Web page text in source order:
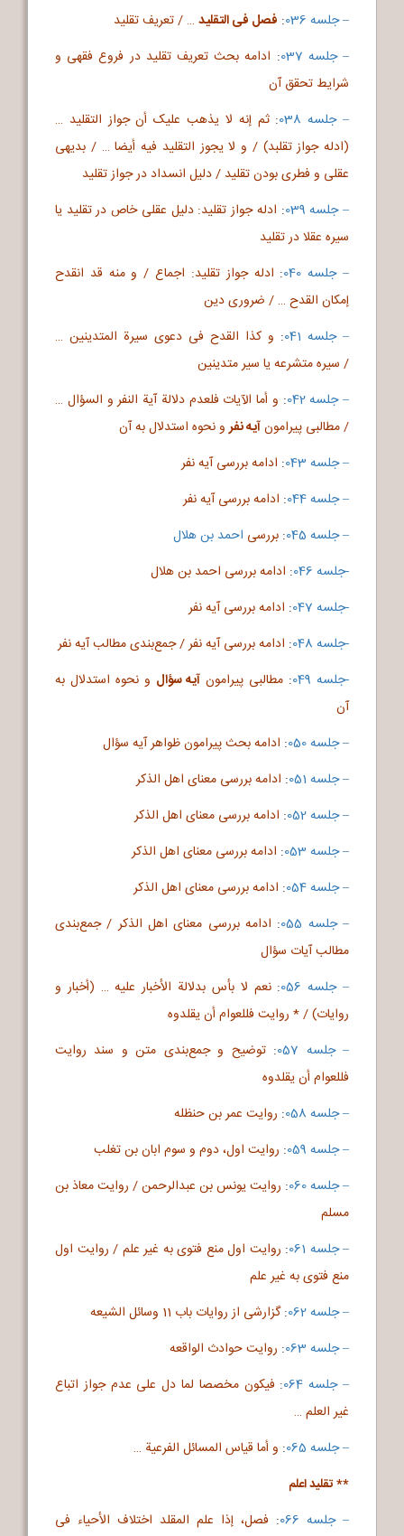
– جلسه 036 : فصل فی التقلید‌ … / تعریف تقلید
– جلسه 037
: ادامه بحث تعریف تقلید در فروع فقهی و
شرایط تحقق آن
– جلسه 038
:ثم إنه لا یذهب علیک أن جواز التقلید …
(ادله جواز تقلبد) / و لا یجوز التقلید فیه أیضا … / بدیهی
عقلی و فطری بودن تقلید / دلیل انسداد در جواز تقلید
– جلسه 039
: ادله جواز تقلید: دلیل عقلی خاص در تقلید یا
سیره عقلا در تقلید
– جلسه 040
: ادله جواز تقلید: اجماع / و منه قد انقدح
إمکان القدح … / ضروری دین
– جلسه 041
: و کذا القدح فی دعوی سیرة المتدینین …
/ سیره متشرعه یا سیر متدینین
– جلسه 042
: و أما الآیات فلعدم دلالة آیة النفر و السؤال …
/ مطالبی پیرامونآیه نفرو نحوه استدلال به آن
– جلسه 043
: ادامه بررسی آیه نفر
– جلسه 044
: ادامه بررسی آیه نفر
– جلسه 045
: بررسی احمد بن هلال
-جلسه 046
: ادامه بررسی احمد بن هلال
-جلسه 047
: ادامه بررسی آیه نفر
-جلسه 048
: ادامه بررسی آیه نفر / جمع‌بندی مطالب آیه نفر
-جلسه 049
: مطالبی پیرامون آیه سؤال و نحوه استدلال به
آن
– جلسه 050
: ادامه بحث پیرامون ظواهر آیه سؤال
– جلسه 051
: ادامه بررسی معنای اهل الذکر
– جلسه 052
: ادامه بررسی معنای اهل الذکر
– جلسه 053
: ادامه بررسی معنای اهل الذکر
– جلسه 054
: ادامه بررسی معنای اهل الذکر
– جلسه 055
: ادامه بررسی معنای اهل الذکر / جمع‌بندی
مطالب آیات سؤال
– جلسه 056
:نعم لا بأس بدلالة الأخبار علیه … (أخبار و
روایات) / * روایت فللعوام أن یقلدوه
– جلسه 057
:توضیح و جمع‌بندی متن و سند روایت
فللعوام أن یقلدوه
– جلسه 058
: روایت عمر بن حنظله
– جلسه 059
: روایت اول، دوم و سوم ابان بن تغلب
– جلسه 060
: روایت یونس بن عبدالرحمن / روایت معاذ بن
مسلم
– جلسه 061
: روایت اول منع فتوی به غیر علم / روایت اول
منع فتوی به غیر علم
– جلسه 062
: گزارشی از روایات باب 11 وسائل الشیعه
– جلسه 063
: روایت حوادث الواقعه
– جلسه 064
: فیکون مخصصا لما دل علی عدم جواز اتباع
غیر العلم …
– جلسه 065
: و أما قیاس المسائل الفرعیة …
** تقلید اعلم
– جلسه 066 : فصل، إذا علم المقلد اختلاف الأحیاء فی